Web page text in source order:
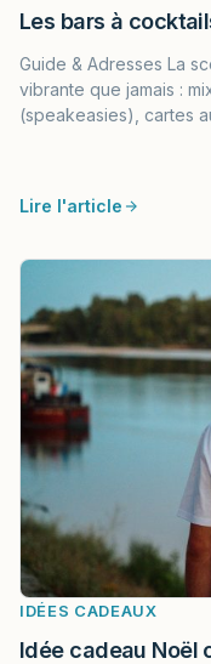
Les bars à
Guide & Adresses La
vibrante que jamais :
(speakeasies), cartes
Lire l'article
IDÉES CADEAUX
Idée cadeau Noël